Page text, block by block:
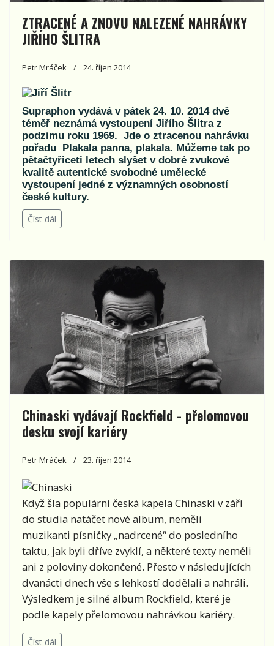
ZTRACENÉ A ZNOVU NALEZENÉ NAHRÁVKY
JIŘÍHO ŠLITRA
Petr Mráček 24. říjen 2014
Supraphon vydává v pátek 24. 10. 2014 dvě
téměř neznámá vystoupení Jiřího Šlitra z
podzimu roku 1969. Jde o ztracenou nahrávku
pořadu Plakala panna, plakala. Můžeme tak po
pětačtyřiceti letech slyšet v dobré zvukové
kvalitě autentické svobodné umělecké
vystoupení jedné z významných osobností
české kultury.
Číst dál
Chinaski vydávají Rockfield - přelomovou
desku svojí kariéry
Petr Mráček 23. říjen 2014
Když šla populární česká kapela Chinaski v září
do studia natáčet nové album, neměli
muzikanti písničky „nadrcené“ do posledního
taktu, jak byli dříve zvyklí, a některé texty neměli
ani z poloviny dokončené. Přesto v následujících
dvanácti dnech vše s lehkostí dodělali a nahráli.
Výsledkem je silné album Rockfield, které je
podle kapely přelomovou nahrávkou kariéry.
Číst dál